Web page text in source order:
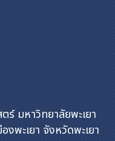
ร์ มหาวิทยาลัยพะเยา
งพะเยา จังหวัดพะเยา